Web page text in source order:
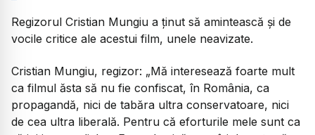
Regizorul Cristian Mungiu a ținut să amintească și de
vocile critice ale acestui film, unele neavizate.
Cristian Mungiu, regizor: „Mă interesează foarte mult
ca filmul ăsta să nu fie confiscat, în România, ca
propagandă, nici de tabăra ultra conservatoare, nici
de cea ultra liberală. Pentru că eforturile mele sunt ca